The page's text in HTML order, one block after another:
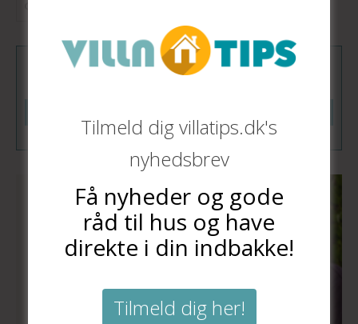
Tilmeld dig vores nyhedsbrev
Tilmeld dig villatips.dk's
nyhedsbrev
Få nyheder og gode
råd til hus og have
direkte i din indbakke!
Tilmeld dig her!